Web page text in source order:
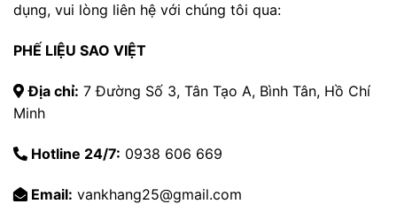
dụng, vui lòng liên hệ với chúng tôi qua:
PHẾ LIỆU SAO VIỆT
Địa chỉ: 7 Đường Số 3, Tân Tạo A, Bình Tân, Hồ Chí
Minh
Hotline 24/7: 0938 606 669
Email: vankhang25@gmail.com